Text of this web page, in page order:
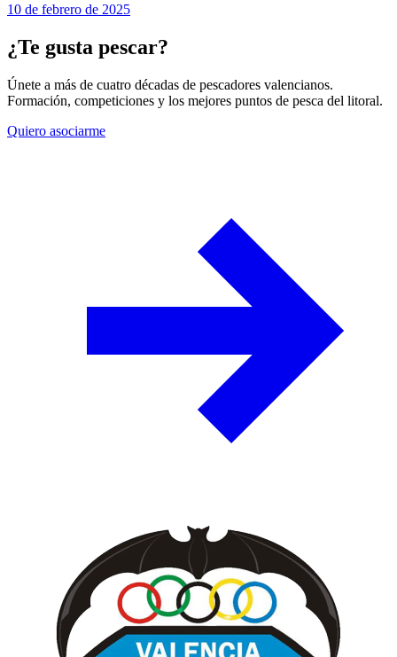
10 de febrero de 2025
¿Te gusta pescar?
Únete a más de cuatro décadas de pescadores valencianos.
Formación, competiciones y los mejores puntos de pesca del litoral.
Quiero asociarme